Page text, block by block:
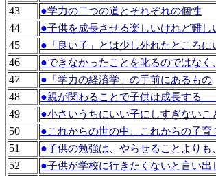
43 ●学力の二つの道とそれぞれの個性
44 ●子供を成長させる楽しいけれど難し
45 ● 「良い子」とは少し外れたところ
46 ●できなかったことを叱るのではな
47 ● 「学力の経済学」の手前にあるもの
48 ●親が関わることで子供は成長する
49 ●小さいうちにいい子にしすぎない
50 ●これからの世の中、これからの子育
51 ●子供の勉強は、やらせることより
52 ●子供が学校に行きたくないと言い出